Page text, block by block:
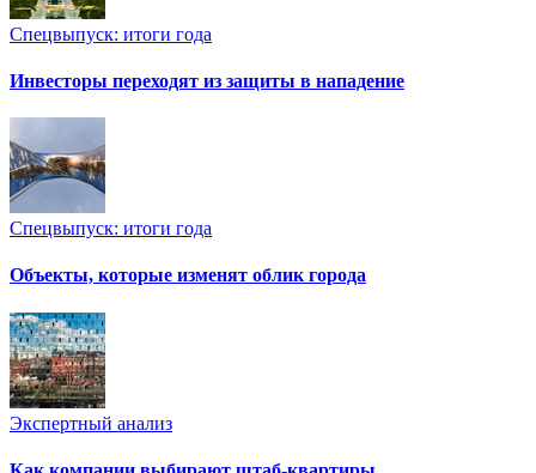
Спецвыпуск: итоги года
Инвесторы переходят из защиты в нападение
Спецвыпуск: итоги года
Объекты, которые изменят облик города
Экспертный анализ